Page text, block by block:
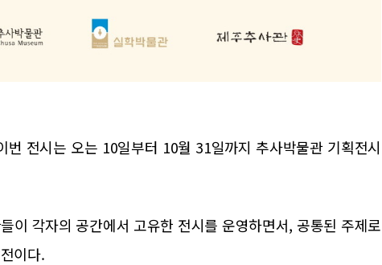
전시는 오는 10일부터 10월 31일까지 추사박물관 기획전시
이 각자의 공간에서 고유한 전시를 운영하면서, 공통된 주제로
이다.